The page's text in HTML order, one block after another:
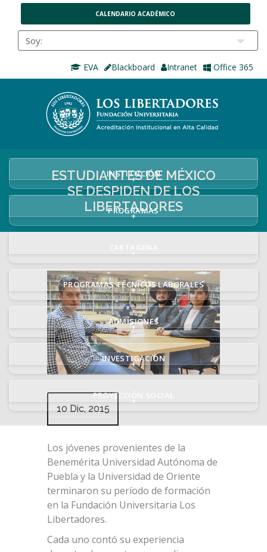
CALENDARIO ACADÉMICO
EVA Blackboard Intranet Office 365
INSTITUCIÓN
+
PROGRAMAS
+
+
PROGRAMAS TÉCNICOS LABORALES
+
ADMISIONES
+
INVESTIGACIÓN
+
PROYECCIÓN SOCIAL
+
ESTUDIANTES DE MÉXICO
SE DESPIDEN DE LOS
LIBERTADORES
10 Dic, 2015
Los jóvenes provenientes de la
Benemérita Universidad Autónoma de
Puebla y la Universidad de Oriente
terminaron su período de formación
en la Fundación Universitaria Los
Libertadores.
Cada uno contó su experiencia